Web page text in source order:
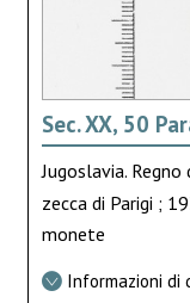
Sec. XX, 50
Jugoslavia.
zecca di Parigi ;
monete
Informazioni di